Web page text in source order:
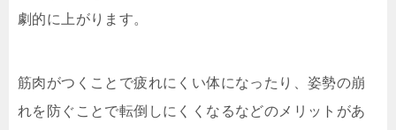
劇的に上がります。
筋肉がつくことで疲れにくい体になったり、姿勢の崩
れを防ぐことで転倒しにくくなるなどのメリットがあ